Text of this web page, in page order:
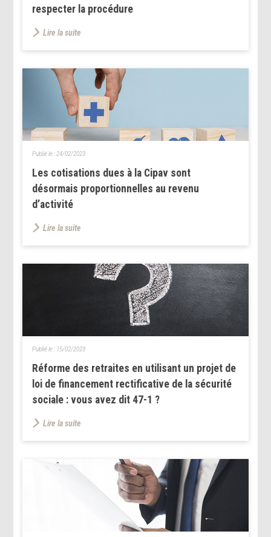
respecter la procédure
Lire la suite
Les cotisations dues à la Cipav sont
désormais proportionnelles au revenu
d’activité
Publié le : 24/02/2023
Lire la suite
Réforme des retraites en utilisant un projet de
loi de financement rectificative de la sécurité
sociale : vous avez dit 47-1 ?
Publié le : 15/02/2023
Lire la suite